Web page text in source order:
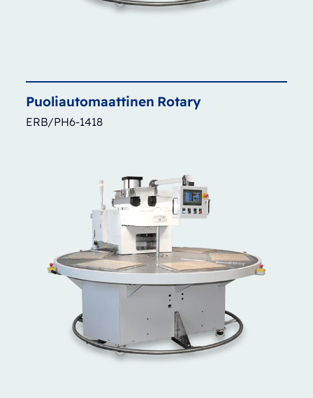
Puoliautomaattinen Rotary
ERB/PH6-1418